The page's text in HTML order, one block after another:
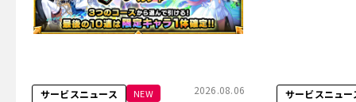
サービスニュース NEW 2026.08.06 サービスニュー